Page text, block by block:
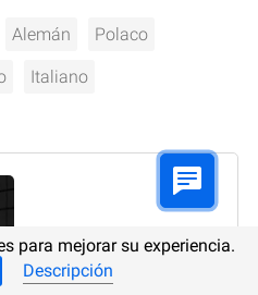
Alemán Polaco
Italiano
para mejorar su experiencia.
Descripción